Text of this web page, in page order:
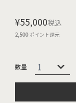
¥55,000税込
2,500ポイント還元